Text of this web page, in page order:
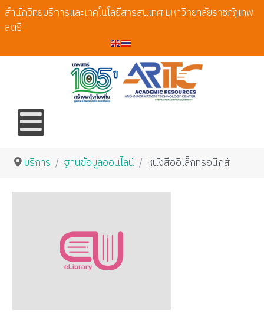
สำนักวิทยบริการและเทคโนโลยีสารสนเทศ มหาวิทยาลัยราชภัฏเทพ
สตรี
บริการ ฐานข้อมูลออนไลน์ หนังสืออิเล็กทรอนิกส์